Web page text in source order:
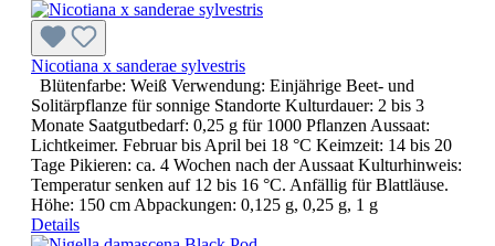
Nicotiana x sanderae sylvestris
Blütenfarbe: Weiß Verwendung: Einjährige Beet- und
Solitärpflanze für sonnige Standorte Kulturdauer: 2 bis 3
Monate Saatgutbedarf: 0,25 g für 1000 Pflanzen Aussaat:
Lichtkeimer. Februar bis April bei 18 °C Keimzeit: 14 bis 20
Tage Pikieren: ca. 4 Wochen nach der Aussaat Kulturhinweis:
Temperatur senken auf 12 bis 16 °C. Anfällig für Blattläuse.
Höhe: 150 cm Abpackungen: 0,125 g, 0,25 g, 1 g
Details